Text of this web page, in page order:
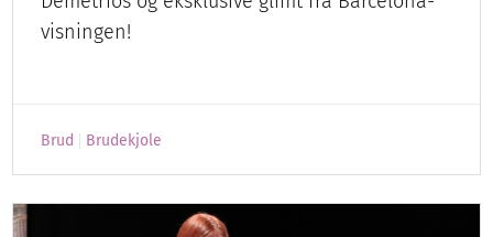
visningen!
Brud Brudekjole